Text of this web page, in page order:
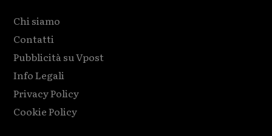
Chi siamo
Contatti
Pubblicità su Vpost
Info Legali
Privacy Policy
Cookie Policy